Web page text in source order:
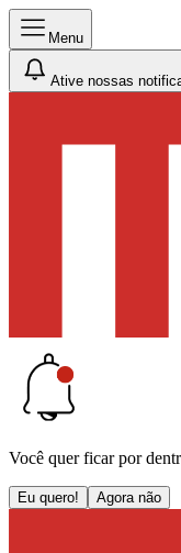
Menu
Ative nossas
Você quer ficar por
Eu quero! Agora não